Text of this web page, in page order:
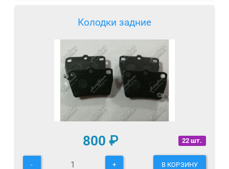
Колодки задние
22 шт.
800 ₽
- + В КОРЗИНУ